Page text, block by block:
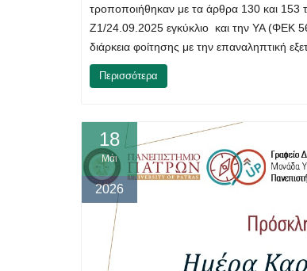
τροποποιήθηκαν με τα άρθρα 130 και 153
Ζ1/24.09.2025 εγκύκλιο και την ΥΑ (ΦΕΚ
διάρκεια φοίτησης με την επαναληπτική
Περισσότερα
18
Μάι
2026